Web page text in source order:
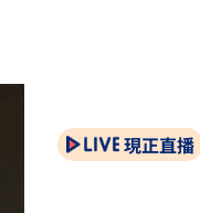
現正直播